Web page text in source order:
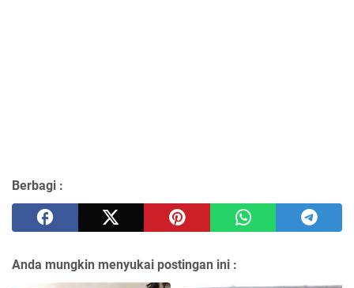
Berbagi :
Anda mungkin menyukai postingan ini :